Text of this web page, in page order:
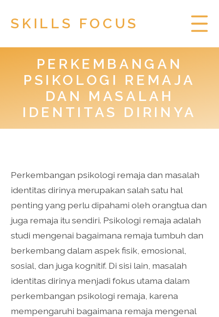
SKILLS FOCUS
PRIVACY POLICY
TOGEL HONGKONG
PERKEMBANGAN
PSIKOLOGI REMAJA
DAN MASALAH
IDENTITAS DIRINYA
Perkembangan psikologi remaja dan masalah
identitas dirinya merupakan salah satu hal
penting yang perlu dipahami oleh orangtua dan
juga remaja itu sendiri. Psikologi remaja adalah
studi mengenai bagaimana remaja tumbuh dan
berkembang dalam aspek fisik, emosional,
sosial, dan juga kognitif. Di sisi lain, masalah
identitas dirinya menjadi fokus utama dalam
perkembangan psikologi remaja, karena
mempengaruhi bagaimana remaja mengenal